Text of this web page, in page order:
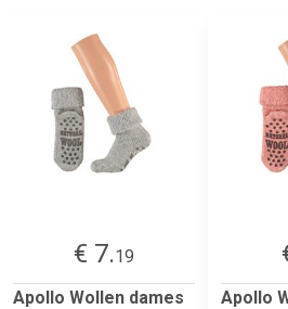
€ 7.19
Apollo Wollen dames
Apollo